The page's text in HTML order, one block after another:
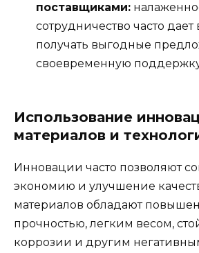
поставщиками:
сотрудничество часто
получать выгодные
своевременную
Использование
материалов и
Инновации часто позволяют
экономию и улучшение
материалов обладают
прочностью, легким весом,
коррозии и другим